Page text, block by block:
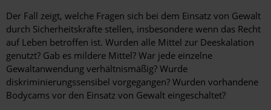
Der Fall zeigt, welche Fragen sich bei dem Einsatz von Gewalt
durch Sicherheitskräfte stellen, insbesondere wenn das Recht
auf Leben betroffen ist. Wurden alle Mittel zur Deeskalation
genutzt? Gab es mildere Mittel? War jede einzelne
Gewaltanwendung verhältnismäßig? Wurde
diskriminierungssensibel vorgegangen? Wurden vorhandene
Bodycams vor den Einsatz von Gewalt eingeschaltet?